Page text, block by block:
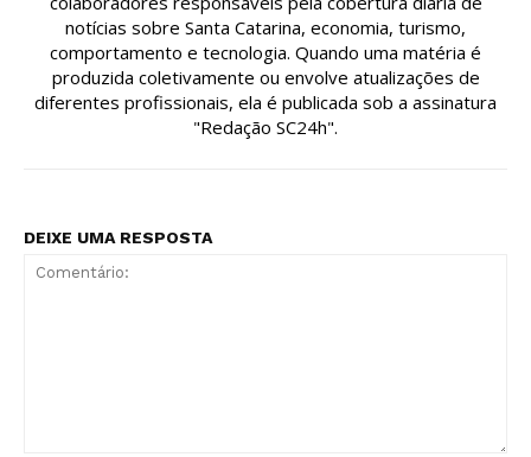
notícias sobre Santa Catarina, economia, turismo,
comportamento e tecnologia. Quando uma matéria é
produzida coletivamente ou envolve atualizações de
diferentes profissionais, ela é publicada sob a assinatura
"Redação SC24h".
DEIXE UMA RESPOSTA